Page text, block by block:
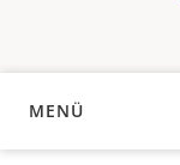
MENÜ
ÜBERSICHT